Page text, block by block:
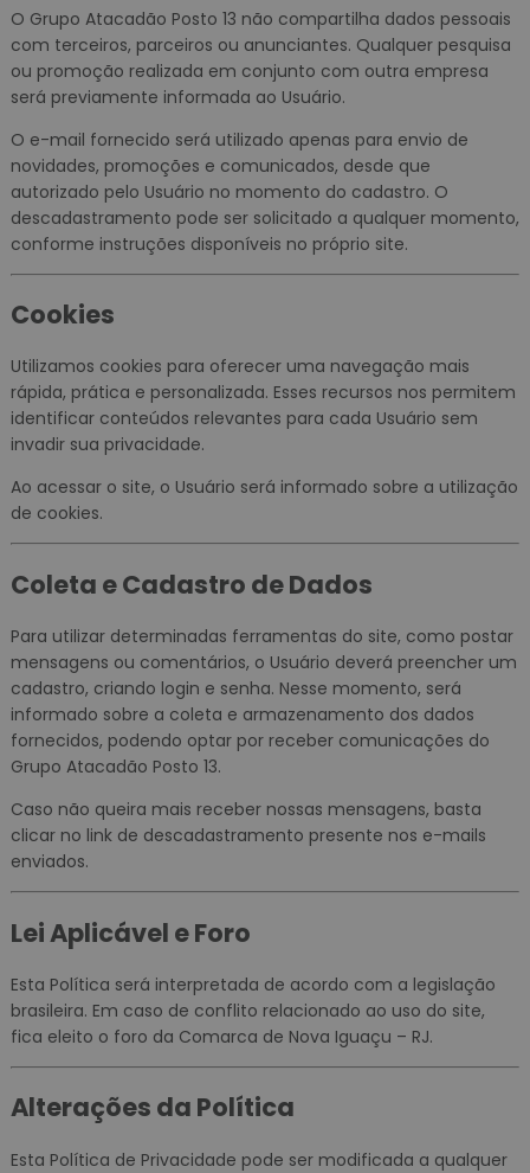
O Grupo Atacadão Posto 13 não compartilha dados pessoais
com terceiros, parceiros ou anunciantes. Qualquer pesquisa
ou promoção realizada em conjunto com outra empresa
será previamente informada ao Usuário.
O e-mail fornecido será utilizado apenas para envio de
novidades, promoções e comunicados, desde que
autorizado pelo Usuário no momento do cadastro. O
descadastramento pode ser solicitado a qualquer momento,
conforme instruções disponíveis no próprio site.
Cookies
Utilizamos cookies para oferecer uma navegação mais
rápida, prática e personalizada. Esses recursos nos permitem
identificar conteúdos relevantes para cada Usuário sem
invadir sua privacidade.
Ao acessar o site, o Usuário será informado sobre a utilização
de cookies.
Coleta e Cadastro de Dados
Para utilizar determinadas ferramentas do site, como postar
mensagens ou comentários, o Usuário deverá preencher um
cadastro, criando login e senha. Nesse momento, será
informado sobre a coleta e armazenamento dos dados
fornecidos, podendo optar por receber comunicações do
Grupo Atacadão Posto 13.
Caso não queira mais receber nossas mensagens, basta
clicar no link de descadastramento presente nos e-mails
enviados.
Lei Aplicável e Foro
Esta Política será interpretada de acordo com a legislação
brasileira. Em caso de conflito relacionado ao uso do site,
fica eleito o foro da Comarca de Nova Iguaçu – RJ.
Alterações da Política
Esta Política de Privacidade pode ser modificada a qualquer